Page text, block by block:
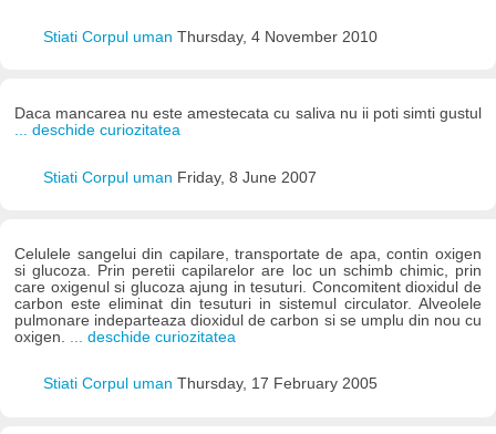
Stiati Corpul uman Thursday, 4 November 2010
Daca mancarea nu este amestecata cu saliva nu ii poti simti gustul
... deschide curiozitatea
Stiati Corpul uman Friday, 8 June 2007
Celulele sangelui din capilare, transportate de apa, contin oxigen
si glucoza. Prin peretii capilarelor are loc un schimb chimic, prin
care oxigenul si glucoza ajung in tesuturi. Concomitent dioxidul de
carbon este eliminat din tesuturi in sistemul circulator. Alveolele
pulmonare indeparteaza dioxidul de carbon si se umplu din nou cu
oxigen. ... deschide curiozitatea
Stiati Corpul uman Thursday, 17 February 2005